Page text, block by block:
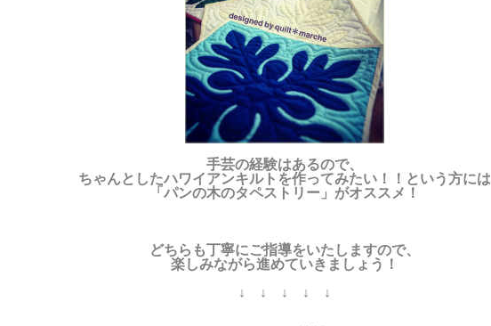
手芸の経験はあるので、
ちゃんとしたハワイアンキルトを作ってみたい！！という方には
「パンの木のタペストリー」がオススメ！
どちらも丁寧にご指導をいたしますので、
楽しみながら進めていきましょう！
↓ ↓ ↓ ↓ ↓